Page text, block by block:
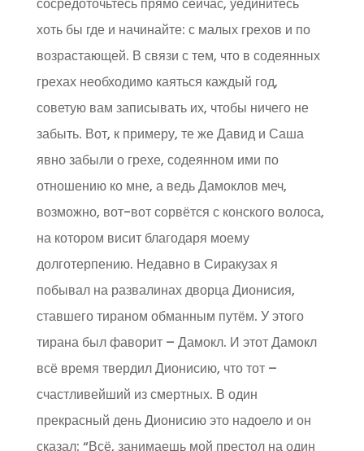
хоть бы где и начинайте: с малых грехов и по
возрастающей. В связи с тем, что в содеянных
грехах необходимо каяться каждый год,
советую вам записывать их, чтобы ничего не
забыть. Вот, к примеру, те же Давид и Саша
явно забыли о грехе, содеянном ими по
отношению ко мне, а ведь Дамоклов меч,
возможно, вот-вот сорвётся с конского волоса,
на котором висит благодаря моему
долготерпению. Недавно в Сиракузах я
побывал на развалинах дворца Дионисия,
ставшего тираном обманным путём. У этого
тирана был фаворит – Дамокл. И этот Дамокл
всё время твердил Дионисию, что тот –
счастливейший из смертных. В один
прекрасный день Дионисию это надоело и он
сказал: “Всё, занимаешь мой престол на один